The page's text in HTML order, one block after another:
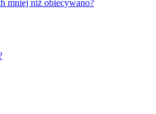
mniej niż obiecywano?